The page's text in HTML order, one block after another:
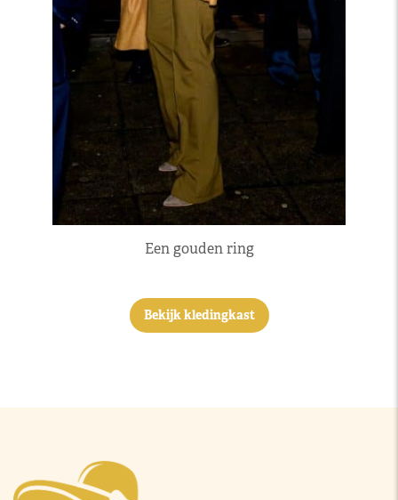
Een gouden ring
Bekijk kledingkast